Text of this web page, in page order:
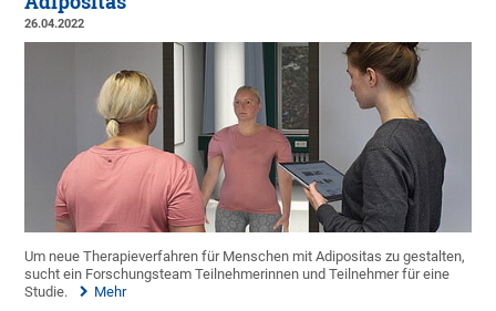
26.04.2022
Um neue Therapieverfahren für Menschen mit Adipositas zu gestalten,
sucht ein Forschungsteam Teilnehmerinnen und Teilnehmer für eine
Studie.
Mehr